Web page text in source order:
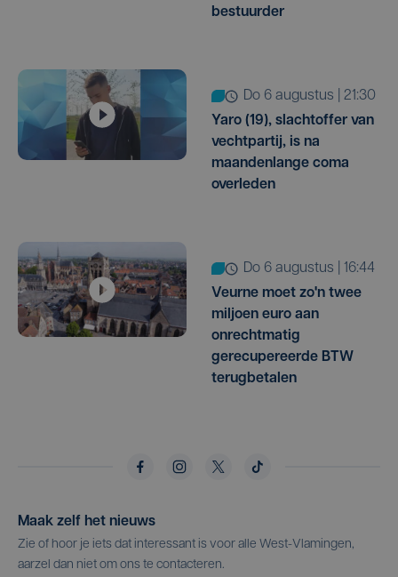
bestuurder
do 6 augustus | 21:30
Yaro (19), slachtoffer van
vechtpartij, is na
maandenlange coma
overleden
do 6 augustus | 16:44
Veurne moet zo'n twee
miljoen euro aan
onrechtmatig
gerecupereerde BTW
terugbetalen
Maak zelf het nieuws
Zie of hoor je iets dat interessant is voor alle West-Vlamingen,
aarzel dan niet om ons te contacteren.